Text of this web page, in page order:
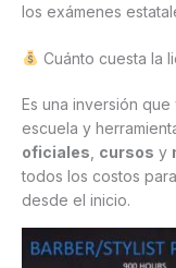
los exámenes
Cuánto cuesta la
Es una inversión
escuela y
oficiales cursos y
todos los costos
desde el inicio.